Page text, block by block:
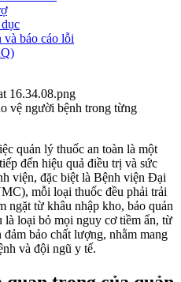
và báo cáo lỗi
vệ người bệnh trong từng
quản lý thuốc an toàn là một
đến hiệu quả điều trị và sức
viện, đặc biệt là Bệnh viện Đại
mỗi loại thuốc đều phải trải
ngặt từ khâu nhập kho, bảo quản
loại bỏ mọi nguy cơ tiềm ẩn, từ
bảo chất lượng, nhằm mang
và đội ngũ y tế.